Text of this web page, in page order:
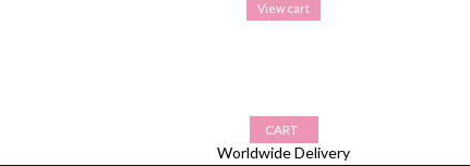
View cart
CART
Worldwide Delivery